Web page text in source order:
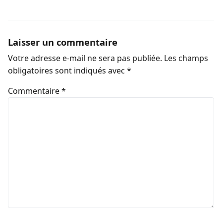
Laisser un commentaire
Votre adresse e-mail ne sera pas publiée. Les champs
obligatoires sont indiqués avec *
Commentaire*